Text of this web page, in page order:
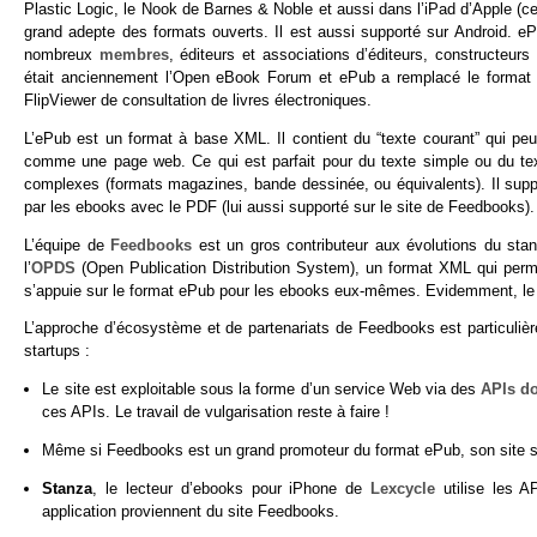
Plastic Logic, le Nook de Barnes & Noble et aussi dans l’iPad d’Apple
grand adepte des formats ouverts. Il est aussi supporté sur Android.
nombreux membres, éditeurs et associations d’éditeurs,
était anciennement l’Open eBook Forum et ePub a remplacé le
FlipViewer de consultation de livres électroniques.
L’ePub est un format à base XML. Il contient du “texte courant” qui
comme une page web. Ce qui est parfait pour du texte simple ou du
complexes (formats magazines, bande dessinée, ou équivalents). Il
par les ebooks avec le PDF (lui aussi supporté sur le site de Feedbooks).
L’équipe de Feedbooks est un gros contributeur aux évolutions du
l’OPDS (Open Publication Distribution System), un format XML qui
s’appuie sur le format ePub pour les ebooks eux-mêmes. Evidemment,
L’approche d’écosystème et de partenariats de Feedbooks est
startups :
Le site est exploitable sous la forme d’un service Web via desAPIs
ces APIs. Le travail de vulgarisation reste à faire !
Même si Feedbooks est un grand promoteur du format ePub, son site
Stanza , le lecteur d’ebooks pour iPhone de Lexcycleutilise les
application proviennent du site Feedbooks.